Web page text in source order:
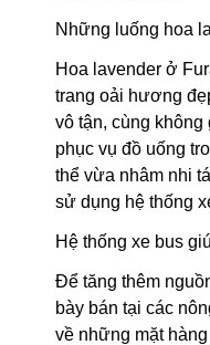
Những luống hoa
Hoa lavender ở
trang oải hương
vô tận, cùng
phục vụ đồ uống
thể vừa nhâm nhi
sử dụng hệ thống
Hệ thống xe bus
Để tăng thêm
bày bán tại các
về những mặt